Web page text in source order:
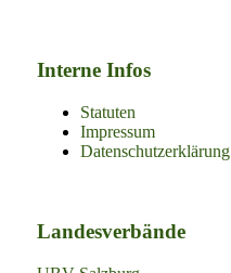
Interne Infos
Statuten
Impressum
Datenschutzerklärung
Landesverbände